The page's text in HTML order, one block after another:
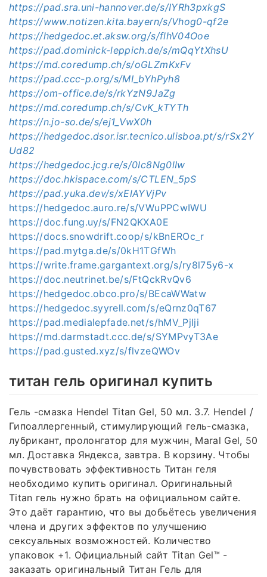
https://pad.sra.uni-hannover.de/s/IYRh3pxkgS
https://www.notizen.kita.bayern/s/Vhog0-qf2e
https://hedgedoc.et.aksw.org/s/flhV04Ooe
https://pad.dominick-leppich.de/s/mQqYtXhsU
https://md.coredump.ch/s/oGLZmKxFv
https://pad.ccc-p.org/s/MI_bYhPyh8
https://om-office.de/s/rkYzN9JaZg
https://md.coredump.ch/s/CvK_kTYTh
https://n.jo-so.de/s/ej1_VwX0h
https://hedgedoc.dsor.isr.tecnico.ulisboa.pt/s/rSx2Y
Ud82
https://hedgedoc.jcg.re/s/0Ic8Ng0lIw
https://doc.hkispace.com/s/CTLEN_5pS
https://pad.yuka.dev/s/xElAYVjPv
https://hedgedoc.auro.re/s/VWuPPCwIWU
https://doc.fung.uy/s/FN2QKXA0E
https://docs.snowdrift.coop/s/kBnEROc_r
https://pad.mytga.de/s/0kH1TGfWh
https://write.frame.gargantext.org/s/ry8l75y6-x
https://doc.neutrinet.be/s/FtQckRvQv6
https://hedgedoc.obco.pro/s/BEcaWWatw
https://hedgedoc.syyrell.com/s/eQrnz0qT67
https://pad.medialepfade.net/s/hMV_PjIji
https://md.darmstadt.ccc.de/s/SYMPvyT3Ae
https://pad.gusted.xyz/s/flvzeQWOv
титан гель оригинал купить
Гель -смазка Hendel Titan Gel, 50 мл. 3.7. Hendel /
Гипоаллергенный, стимулирующий гель-смазка,
лубрикант, пролонгатор для мужчин, Maral Gel, 50
мл. Доставка Яндекса, завтра. В корзину. Чтобы
почувствовать эффективность Титан геля
необходимо купить оригинал. Оригинальный
Titan гель нужно брать на официальном сайте.
Это даёт гарантию, что вы добьётесь увеличения
члена и других эффектов по улучшению
сексуальных возможностей. Количество
упаковок +1. Официальный сайт Titan Gel™ -
заказать оригинальный Титан Гель для